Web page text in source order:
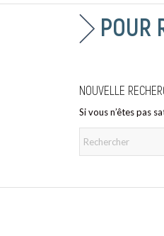
POUR
NOUVELLE
Si vous n’êtes pas